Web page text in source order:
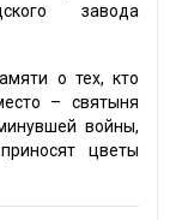
завода
о тех, кто
– святыня
войны,
цветы